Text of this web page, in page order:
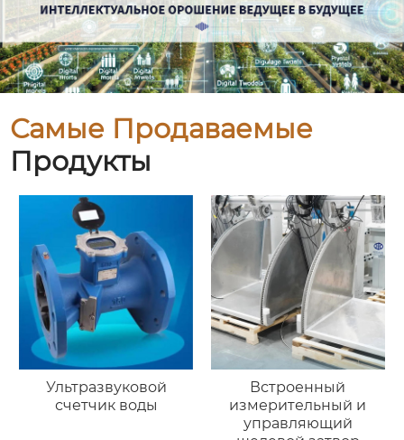
Самые Продаваемые
Продукты
Ультразвуковой
счетчик воды
Встроенный
измерительный и
управляющий